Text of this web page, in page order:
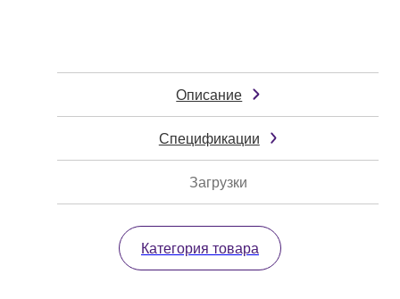
Описание
Спецификации
Загрузки
Категория товара